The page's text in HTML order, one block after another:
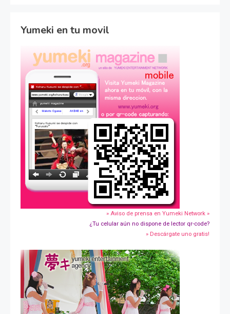
Yumeki en tu movil
» Aviso de prensa en Yumeki Network »
¿Tu celular aún no dispone de lector qr-code?
» Descárgate uno gratis!